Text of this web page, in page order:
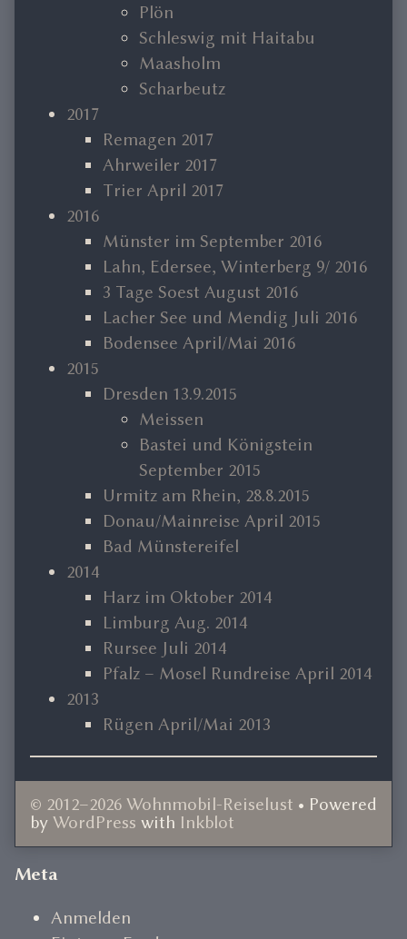
Plön
Schleswig mit Haitabu
Maasholm
Scharbeutz
2017
Remagen 2017
Ahrweiler 2017
Trier April 2017
2016
Münster im September 2016
Lahn, Edersee, Winterberg 9/ 2016
3 Tage Soest August 2016
Lacher See und Mendig Juli 2016
Bodensee April/Mai 2016
2015
Dresden 13.9.2015
Meissen
Bastei und Königstein
September 2015
Urmitz am Rhein, 28.8.2015
Donau/Mainreise April 2015
Bad Münstereifel
2014
Harz im Oktober 2014
Limburg Aug. 2014
Rursee Juli 2014
Pfalz – Mosel Rundreise April 2014
2013
Rügen April/Mai 2013
© 2012–2026 Wohnmobil-Reiselust • Powered
by WordPress with Inkblot
Document
Footer
Meta
Anmelden